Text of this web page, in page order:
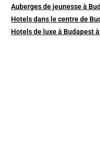
Auberges de jeunesse à
Hotels dans le centre de
Hotels de luxe à Budapest